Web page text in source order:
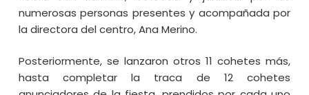
numerosas personas presentes y acompañada por
la directora del centro, Ana Merino.
Posteriormente, se lanzaron otros 11 cohetes más,
hasta completar la traca de 12 cohetes